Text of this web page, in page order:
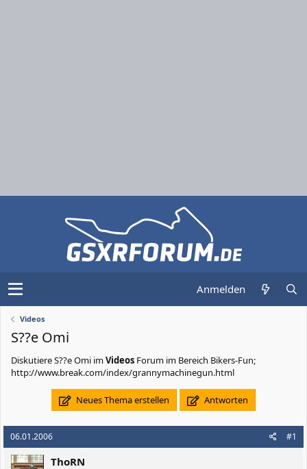
Anmelden
Videos
S??e Omi
DiskutiereS??e Omi imVideos Forum im Bereich Bikers-Fun;
http://www.break.com/index/grannymachinegun.html
Neues Thema erstellen Antworten
06.01.2006 #1
ThoRN